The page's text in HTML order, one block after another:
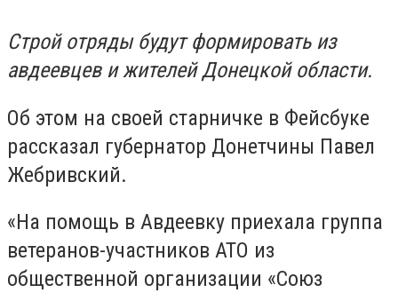
Строй отряды будут формировать из
авдеевцев и жителей Донецкой области.
Об этом на своей старничке в Фейсбуке
рассказал губернатор Донетчины Павел
Жебривский.
«На помощь в Авдеевку приехала группа
ветеранов-участников АТО из
общественной организации «Союз